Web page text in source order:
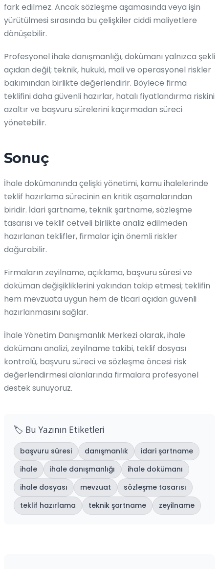
fark edilmez. Ancak sözleşme aşamasında veya işin
yürütülmesi sırasında bu çelişkiler ciddi maliyetlere
dönüşebilir.
Profesyonel ihale danışmanlığı, dokümanı yalnızca şekli
açıdan değil; teknik, hukuki, mali ve operasyonel riskler
bakımından birlikte değerlendirir. Böylece firma
teklifini daha güvenli hazırlar, hatalı fiyatlandırma riskini
azaltır ve başvuru sürelerini kaçırmadan süreci
yönetebilir.
Sonuç
İhale dokümanında çelişki yönetimi, kamu ihalelerinde
teklif hazırlama sürecinin en kritik aşamalarından
biridir. İdari şartname, teknik şartname, sözleşme
tasarısı ve teklif cetveli birlikte analiz edilmeden
hazırlanan teklifler, firmalar için önemli riskler
doğurabilir.
Firmaların zeyilname, açıklama, başvuru süresi ve
doküman değişikliklerini yakından takip etmesi; teklifin
hem mevzuata uygun hem de ticari açıdan güvenli
hazırlanmasını sağlar.
İhale Yönetim Danışmanlık Merkezi olarak, ihale
dokümanı analizi, zeyilname takibi, teklif dosyası
kontrolü, başvuru süreci ve sözleşme öncesi risk
değerlendirmesi alanlarında firmalara profesyonel
destek sunuyoruz.
🏷️ Bu Yazının Etiketleri
başvuru süresi danışmanlık
idari şartname
ihale
ihale danışmanlığı
ihale dokümanı
ihale dosyası
mevzuat
sözleşme tasarısı
teklif hazırlama
teknik şartname zeyilname